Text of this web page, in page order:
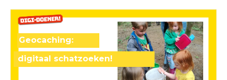
digitaal schatzoeken!
Geocaching: